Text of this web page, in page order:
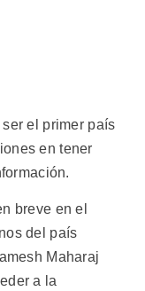
el primer país
en tener
breve en el
del país
Maharaj
a la